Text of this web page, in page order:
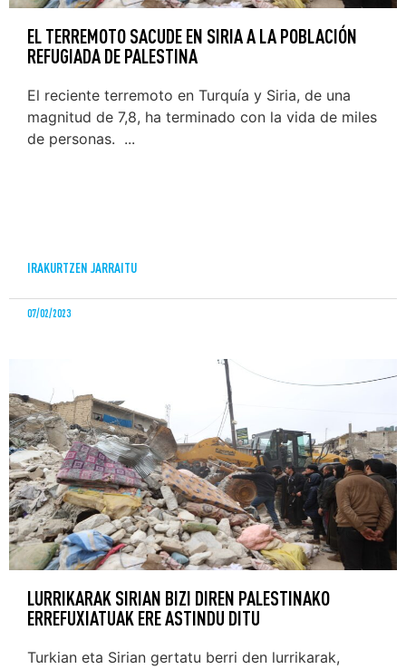
EL TERREMOTO SACUDE EN SIRIA A LA POBLACIÓN
REFUGIADA DE PALESTINA
El reciente terremoto en Turquía y Siria, de una
magnitud de 7,8, ha terminado con la vida de miles
de personas. ...
IRAKURTZEN JARRAITU
07/02/2023
LURRIKARAK SIRIAN BIZI DIREN PALESTINAKO
ERREFUXIATUAK ERE ASTINDU DITU
Turkian eta Sirian gertatu berri den lurrikarak,